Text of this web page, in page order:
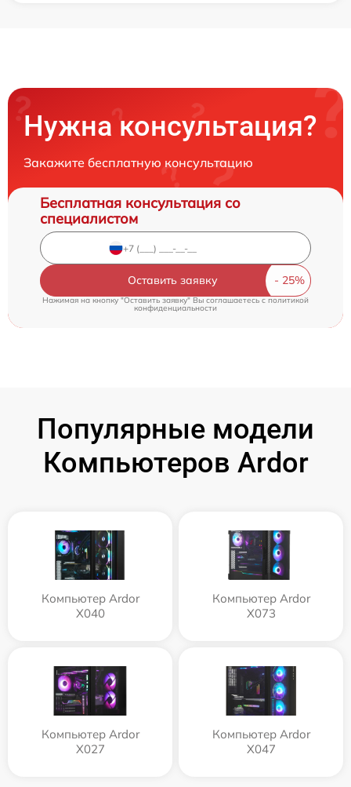
Нужна консультация?
Закажите бесплатную консультацию
Бесплатная консультация со
специалистом
Оставить заявку
Нажимая на кнопку "Оставить заявку" Вы соглашаетесь cполитикой
конфиденциальности
Популярные модели
Компьютеров Ardor
Компьютер Ardor
X040
Компьютер Ardor
X073
Компьютер Ardor
X027
Компьютер Ardor
X047